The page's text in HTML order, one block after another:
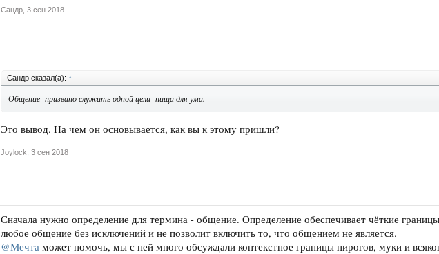
Сандр 3 сен 2018
Сандр сказал(а): ↑
Общение -призвано служить одной цели -пища для ума.
Это вывод. На чем он основывается, как вы к этому пришли?
Joylock 3 сен 2018
Сначала нужно определение для термина - общение. Определение обеспечивает чёткие
любое общение без исключений и не позволит включить то, что общением не является.
@Мечта может помочь, мы с ней много обсуждали контекстное границы пирогов, муки и